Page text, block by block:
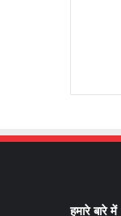
हमारे बारे में